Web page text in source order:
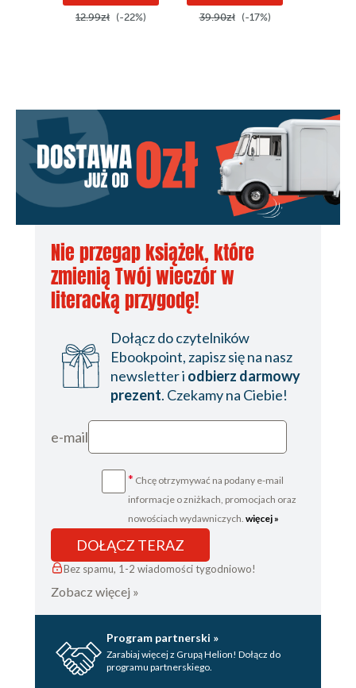
12.99zł (-22%) 39.90zł (-17%)
Nie przegap książek, które
zmienią Twój wieczór w
literacką przygodę!
Dołącz do czytelników
Ebookpoint, zapisz się na nasz
newsletter i odbierz darmowy
prezent. Czekamy na Ciebie!
e-mail
* Chcę otrzymywać na podany e-mail
informacje o zniżkach, promocjach oraz
nowościach wydawniczych. więcej »
DOŁĄCZ TERAZ
Bez spamu, 1-2 wiadomości tygodniowo!
Zobacz więcej »
Program partnerski »
Zarabiaj więcej z Grupą Helion! Dołącz do
programu partnerskiego.